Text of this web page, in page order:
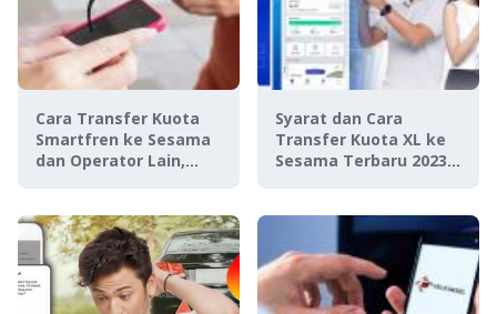
Cara Transfer Kuota
Smartfren ke Sesama
dan Operator Lain,
Syarat dan Cara
Transfer Kuota XL ke
Sesama Terbaru 2023,